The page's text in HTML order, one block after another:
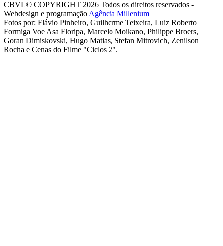
CBVL© COPYRIGHT 2026 Todos os direitos reservados -
Webdesign e programação Agência Millenium
Fotos por: Flávio Pinheiro, Guilherme Teixeira, Luiz Roberto
Formiga Voe Asa Floripa, Marcelo Moikano, Philippe Broers,
Goran Dimiskovski, Hugo Matias, Stefan Mitrovich, Zenilson
Rocha e Cenas do Filme "Ciclos 2".